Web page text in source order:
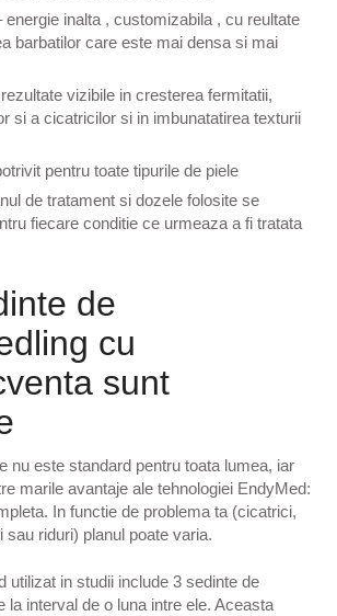
energie inalta , customizabila , cu reultate
barbatilor care este mai densa si mai
vizibile in cresterea fermitatii,
si a cicatricilor si in imbunatatirea texturii
pentru toate tipurile de piele
de tratament si dozele folosite se
fiecare conditie ce urmeaza a fi tratata
de
cu
sunt
nu este standard pentru toata lumea, iar
marile avantaje ale tehnologiei EndyMed:
In functie de problema ta (cicatrici,
sau riduri) planul poate varia.
utilizat in studii include 3 sedinte de
la interval de o luna intre ele. Aceasta